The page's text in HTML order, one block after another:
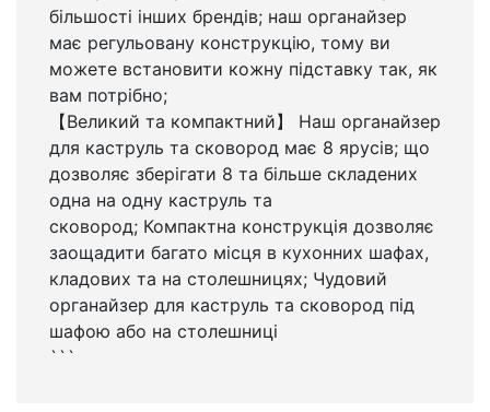
більшості інших брендів; наш органайзер
має регульовану конструкцію, тому ви
можете встановити кожну підставку так, як
вам потрібно;
【Великий та компактний】 Наш органайзер
для каструль та сковород має 8 ярусів; що
дозволяє зберігати 8 та більше складених
одна на одну каструль та
сковород; Компактна конструкція дозволяє
заощадити багато місця в кухонних шафах,
кладових та на столешницях; Чудовий
органайзер для каструль та сковород під
шафою або на столешниці
```